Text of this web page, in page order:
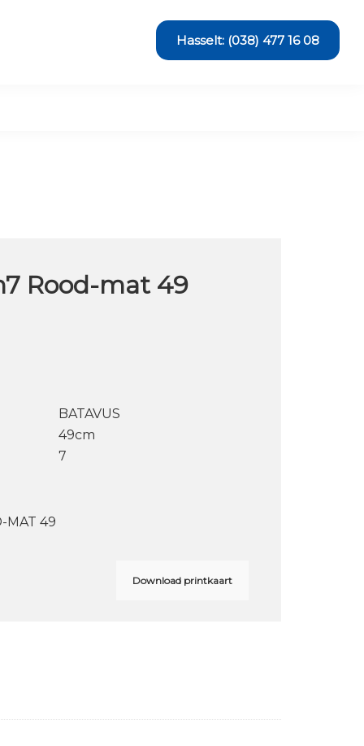
Hasselt: (038) 477 16 08
Rood-mat 49
BATAVUS
49cm
7
MAT 49
Download printkaart